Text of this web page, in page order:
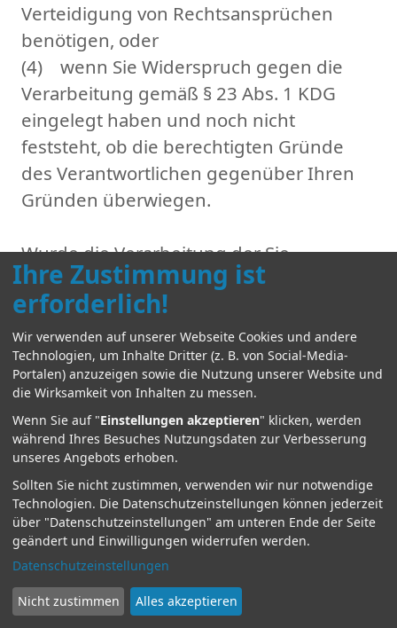
Verteidigung von Rechtsansprüchen
benötigen, oder
(4) wenn Sie Widerspruch gegen die
Verarbeitung gemäß § 23 Abs. 1 KDG
eingelegt haben und noch nicht
feststeht, ob die berechtigten Gründe
des Verantwortlichen gegenüber Ihren
Gründen überwiegen.
Wurde die Verarbeitung der Sie
betreffenden personenbezogenen Daten
eingeschränkt, dürfen diese Daten – von
ihrer Speicherung abgesehen – nur mit
Ihrer Einwilligung oder zur
Geltendmachung, Ausübung oder
Verteidigung von Rechtsansprüchen
oder zum Schutz der Rechte einer
anderen natürlichen oder juristischen
Person oder aus Gründen eines
wichtigen öffentlichen Interesses der
Union oder eines Mitgliedstaats
verarbeitet werden.
Wurde die Einschränkung der
Ihre Zustimmung ist
erforderlich!
Wir verwenden auf unserer Webseite Cookies und andere
Technologien, um Inhalte Dritter (z. B. von Social-Media-
Portalen) anzuzeigen sowie die Nutzung unserer Website und
die Wirksamkeit von Inhalten zu messen.
Wenn Sie auf "Einstellungen akzeptieren" klicken, werden
während Ihres Besuches Nutzungsdaten zur Verbesserung
unseres Angebots erhoben.
Sollten Sie nicht zustimmen, verwenden wir nur notwendige
Technologien. Die Datenschutzeinstellungen können jederzeit
über "Datenschutzeinstellungen" am unteren Ende der Seite
geändert und Einwilligungen widerrufen werden.
Datenschutzeinstellungen
Nicht zustimmen Alles akzeptieren